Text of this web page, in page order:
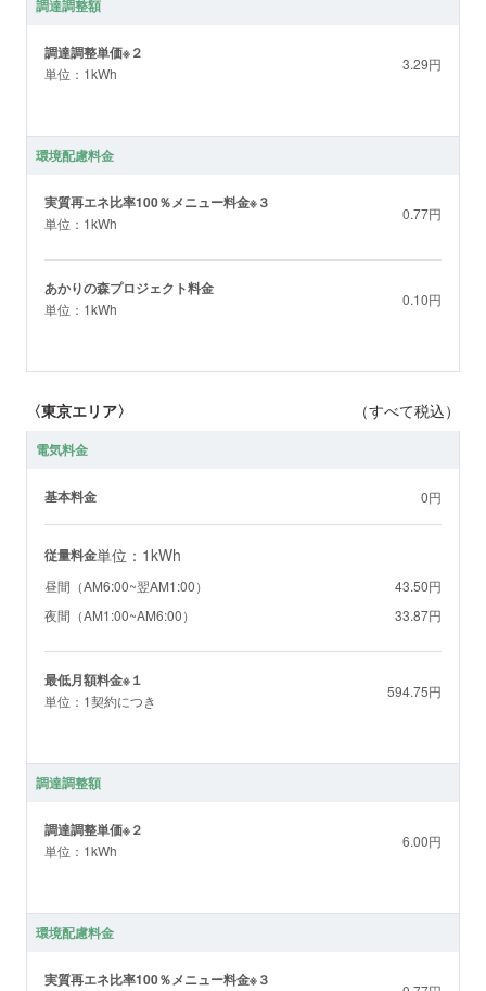
調達調整額
調達調整単価※２
単位：1kWh
3.29円
環境配慮料金
実質再エネ比率100％メニュー料金※３
単位：1kWh
0.77円
あかりの森プロジェクト料金
単位：1kWh
0.10円
〈東京エリア〉 （すべて税込）
電気料金
基本料金 0円
従量料金単位：1kWh
昼間（AM6:00~翌AM1:00）
43.50円
夜間（AM1:00~AM6:00）
33.87円
最低月額料金※１
単位：1契約につき
594.75円
調達調整額
調達調整単価※２
単位：1kWh
6.00円
環境配慮料金
実質再エネ比率100％メニュー料金※３